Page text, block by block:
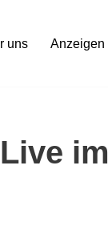
uns Anzeigen
im